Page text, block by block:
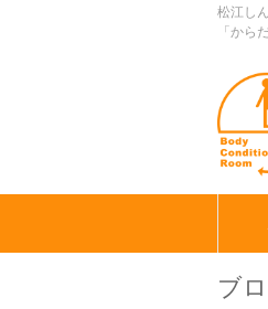
松江し
「から
ブ